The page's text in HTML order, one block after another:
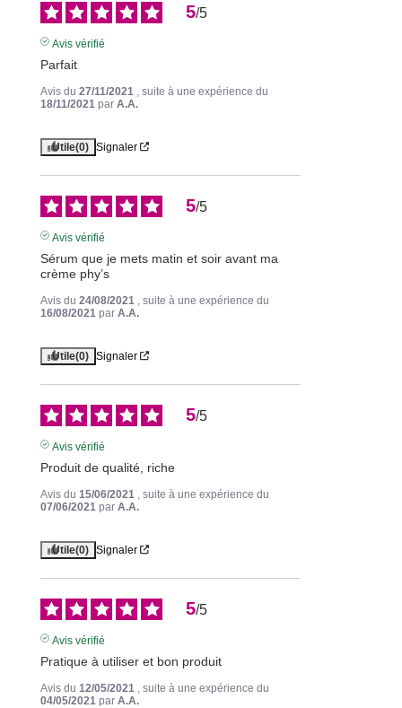
5/5
Avis vérifié
Parfait
Avis du 27/11/2021 , suite à une expérience du
18/11/2021 par A.A.
Utile(0) Signaler
5/5
Avis vérifié
Sérum que je mets matin et soir avant ma
crème phy’s
Avis du 24/08/2021 , suite à une expérience du
16/08/2021 par A.A.
Utile(0) Signaler
5/5
Avis vérifié
Produit de qualité, riche
Avis du 15/06/2021 , suite à une expérience du
07/06/2021 par A.A.
Utile(0) Signaler
5/5
Avis vérifié
Pratique à utiliser et bon produit
Avis du 12/05/2021 , suite à une expérience du
04/05/2021 par A.A.